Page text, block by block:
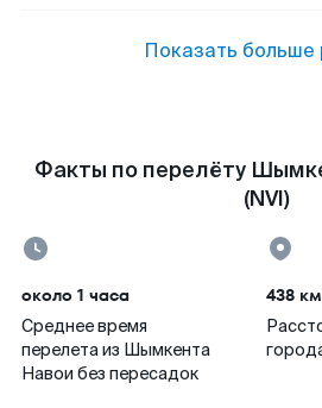
Показать больше
Факты по перелёту
(NVI)
около 1 часа
Среднее время
перелета из Шымкента
Навои без пересадок
438 км